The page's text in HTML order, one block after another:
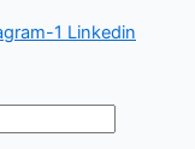
1 Linkedin